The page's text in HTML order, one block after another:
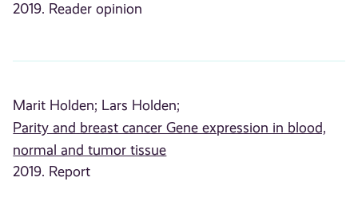
2019. Reader opinion
Marit Holden; Lars Holden;
Parity and breast cancer Gene expression in blood,
normal and tumor tissue
2019. Report